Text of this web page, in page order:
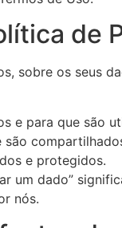
de
sobre os seus
e para que são
são
e protegidos.
um dado”
nós.